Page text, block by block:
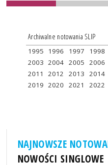
Archiwalne notowania SLIP
1995 1996 1997 1998
2003 2004 2005 2006
2011
2012 2013 2014
2019 2020 2021 2022
NAJNOWSZE
NOWOŚCI SINGLOWE